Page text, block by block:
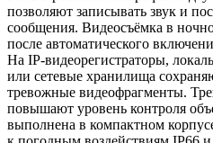
позволяют записывать звук и
сообщения. Видеосъёмка в
после автоматического
На IP-видеорегистраторы,
или сетевые хранилища
тревожные видеофрагменты.
повышают уровень контроля
выполнена в компактном